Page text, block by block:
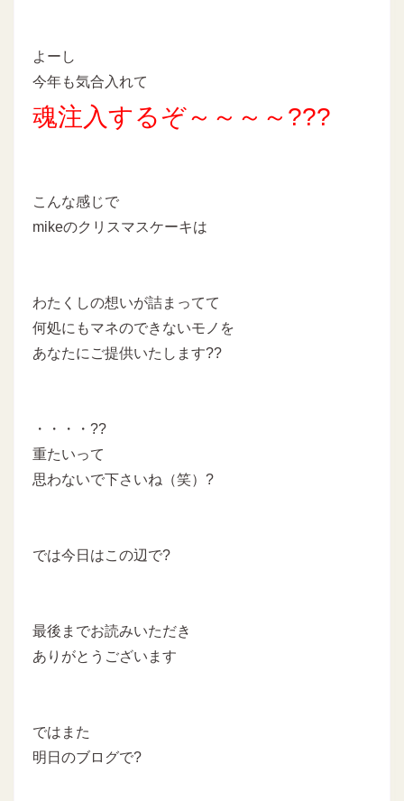
よーし
今年も気合入れて
魂注入するぞ～～～～???
こんな感じで
mikeのクリスマスケーキは
わたくしの想いが詰まってて
何処にもマネのできないモノを
あなたにご提供いたします??
・・・・??
重たいって
思わないで下さいね（笑）?
では今日はこの辺で?
最後までお読みいただき
ありがとうございます
ではまた
明日のブログで?